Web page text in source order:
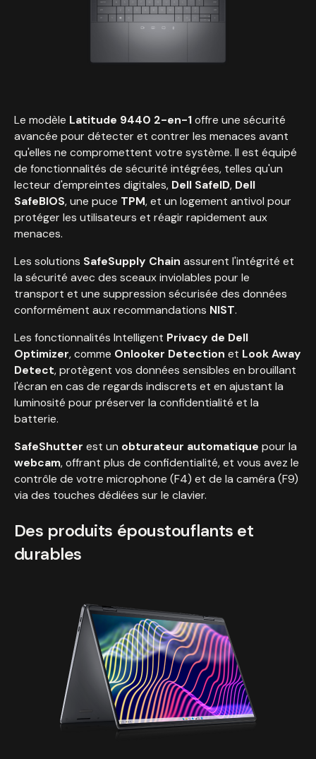
Le modèle Latitude 9440 2-en-1offre une sécurité
avancée pour détecter et contrer les menaces avant
qu'elles ne compromettent votre système. Il est équipé
de fonctionnalités de sécurité intégrées, telles qu'un
lecteur d'empreintes digitales,Dell SafeID, Dell
SafeBIOS, une puce TPM, et un logement antivol pour
protéger les utilisateurs et réagir rapidement aux
menaces.
Les solutions SafeSupply Chain assurent l'intégrité et
la sécurité avec des sceaux inviolables pour le
transport et une suppression sécurisée des données
conformément aux recommandations NIST.
Les fonctionnalités Intelligent Privacy de Dell
Optimizer, comme Onlooker Detection et Look Away
Detect, protègent vos données sensibles en brouillant
l'écran en cas de regards indiscrets et en ajustant la
luminosité pour préserver la confidentialité et la
batterie.
SafeShutter est un obturateur automatique pour la
webcam, offrant plus de confidentialité, et vous avez le
contrôle de votre microphone (F4) et de la caméra (F9)
via des touches dédiées sur le clavier.
Des produits époustouflants et
durables